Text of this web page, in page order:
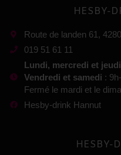
HESBY-
Route de landen 61,
019 51 61 11
Lundi, mercredi et jeudi
Vendredi et samedi :
Fermé le mardi et le
Hesby-drink Hannut
HESBY-